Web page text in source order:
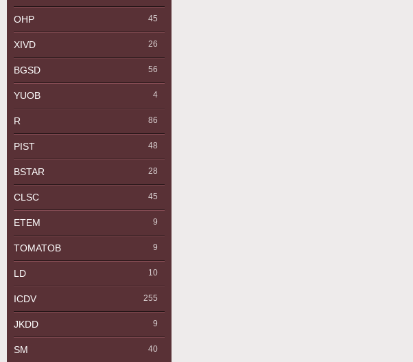
OHP 45
XIVD 26
BGSD 56
YUOB 4
R 86
PIST 48
BSTAR 28
CLSC 45
ETEM 9
TOMATOB 9
LD 10
ICDV 255
JKDD 9
SM 40